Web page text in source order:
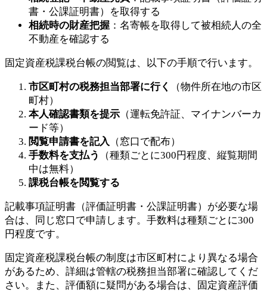
書・公課証明書）を取得する
相続時の財産把握 ：名寄帳を取得して被相続人の全
不動産を確認する
固定資産税課税台帳の閲覧は、以下の手順で行います。
市区町村の税務担当部署に行く
（物件所在地の市区
町村）
本人確認書類を提示 （運転免許証、マイナンバーカ
ード等）
閲覧申請書を記入
（窓口で配布）
手数料を支払う
（種類ごとに300円程度、縦覧期間
中は無料）
課税台帳を閲覧する
記載事項証明書（評価証明書・公課証明書）が必要な場
合は、同じ窓口で申請します。手数料は種類ごとに300
円程度です。
固定資産税課税台帳の制度は市区町村により異なる場合
があるため、詳細は管轄の税務担当部署に確認してくだ
さい。また、評価額に疑問がある場合は、固定資産評価